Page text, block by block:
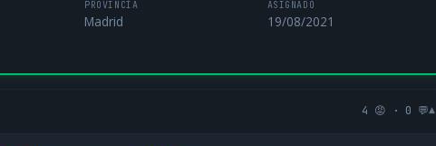
PROVINCIA
Madrid
ASIGNADO
19/08/2021
4 😡 · 0 💬▾